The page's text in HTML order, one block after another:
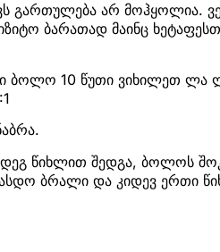
გართულება არ მოჰყოლია.
ბარათად მაინც
ბოლო 10 წუთი ვიხილეთ ლა
წიხლით შედგა, ბოლოს
ბრალი და კიდევ ერთი